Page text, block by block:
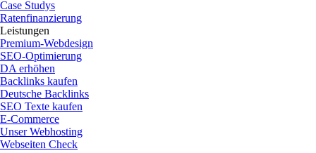
Case Studys
Ratenfinanzierung
Leistungen
Premium-Webdesign
SEO-Optimierung
DA erhöhen
Backlinks kaufen
Deutsche Backlinks
SEO Texte kaufen
E-Commerce
Unser Webhosting
Webseiten Check